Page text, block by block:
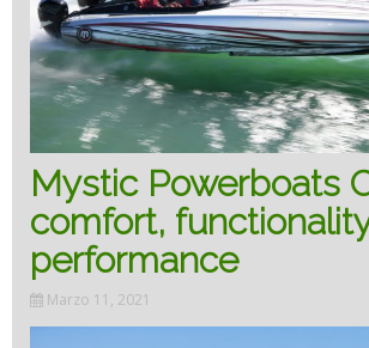
Mystic Powerboats
comfort,
performance
Marzo 11, 2021